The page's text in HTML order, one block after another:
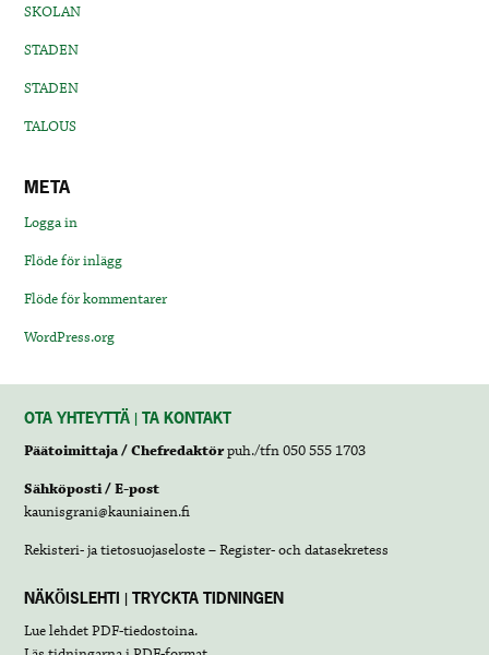
SKOLAN
STADEN
STADEN
TALOUS
META
Logga in
Flöde för inlägg
Flöde för kommentarer
WordPress.org
OTA YHTEYTTÄ | TA KONTAKT
Päätoimittaja / Chefredaktörpuh./tfn 050 555 1703
Sähköposti / E-post
kaunisgrani@kauniainen.fi
Rekisteri- ja tietosuojaseloste – Register- och datasekretess
NÄKÖISLEHTI | TRYCKTA TIDNINGEN
Lue lehdetPDF-tiedostoina.